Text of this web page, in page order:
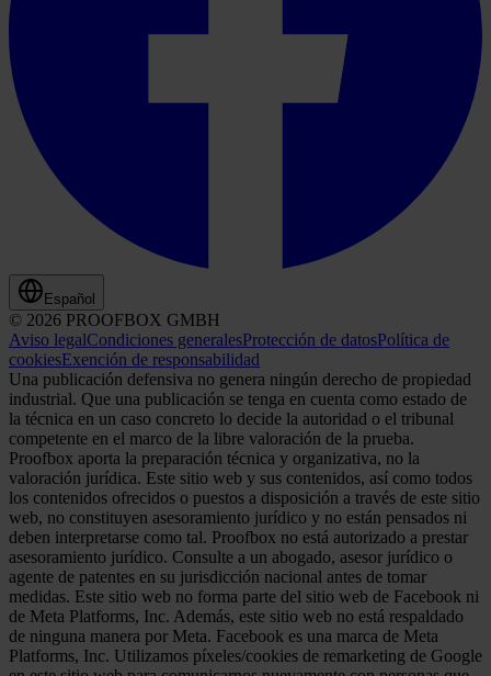
Español
© 2026 PROOFBOX GMBH
Aviso legalCondiciones generalesProtección de datosPolítica de
cookiesExención de responsabilidad
Una publicación defensiva no genera ningún derecho de propiedad
industrial. Que una publicación se tenga en cuenta como estado de
la técnica en un caso concreto lo decide la autoridad o el tribunal
competente en el marco de la libre valoración de la prueba.
Proofbox aporta la preparación técnica y organizativa, no la
valoración jurídica. Este sitio web y sus contenidos, así como todos
los contenidos ofrecidos o puestos a disposición a través de este sitio
web, no constituyen asesoramiento jurídico y no están pensados ni
deben interpretarse como tal. Proofbox no está autorizado a prestar
asesoramiento jurídico. Consulte a un abogado, asesor jurídico o
agente de patentes en su jurisdicción nacional antes de tomar
medidas. Este sitio web no forma parte del sitio web de Facebook ni
de Meta Platforms, Inc. Además, este sitio web no está respaldado
de ninguna manera por Meta. Facebook es una marca de Meta
Platforms, Inc. Utilizamos píxeles/cookies de remarketing de Google